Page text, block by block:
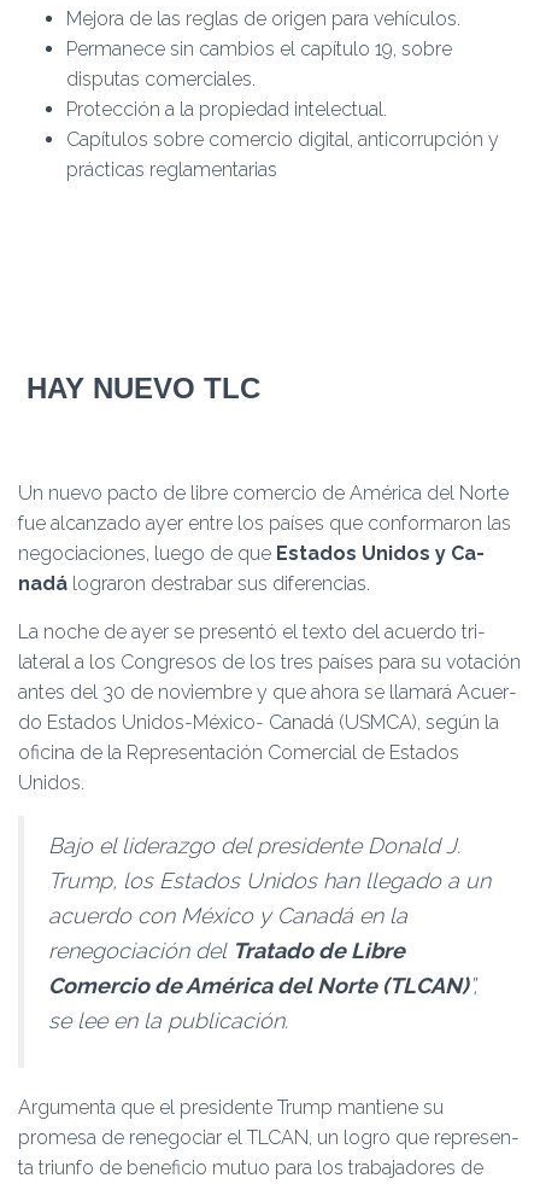
Mejora de las reglas de origen para vehículos.
Permanece sin cam­bios el capítulo 19, sobre
disputas comerciales.
Protección a la propiedad intelectual.
Capítulos sobre comercio digital, anti­corrupción y
prácticas reglamentarias
HAY NUEVO TLC
Un nuevo pacto de libre co­mercio de América del Nor­te
fue alcanzado ayer entre los países que conforma­ron las
negociaciones, luego de que Estados Unidos y Ca­
nadá lograron destrabar sus diferencias.
La noche de ayer se pre­sentó el texto del acuerdo tri­
lateral a los Congresos de los tres países para su votación
antes del 30 de noviembre y que ahora se llamará Acuer­
do Estados Unidos-México- Canadá (USMCA), según la
oficina de la Representación Comercial de Estados
Unidos.
Bajo el liderazgo del pre­sidente Donald J.
Trump, los Estados Unidos han llegado a un
acuerdo con México y Ca­nadá en la
renegociación del Tratado de Libre
Comercio de América del Norte (TLCAN)”,
se lee en la publicación.
Argumenta que el presi­dente Trump mantiene su
promesa de renegociar el TL­CAN, un logro que represen­
ta triunfo de beneficio mutuo para los trabajadores de